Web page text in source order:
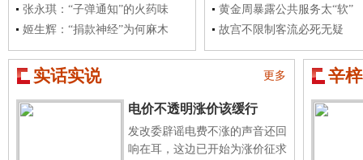
张永琪：“子弹通知”的火药味
姬生辉：“捐款神经”为何麻木
黄金周暴露公共服务太“软”
故宫不限制客流必死无疑
实话实说 更多
电价不透明涨价该缓行
发改委辟谣电费不涨的声音还回
响在耳，这边已开始为涨价征求
辛